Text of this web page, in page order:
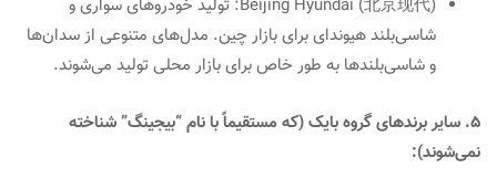
Beijing Hyundai (北京现代): تولید خودروهای سواری و
شاسی‌بلند هیوندای برای بازار چین. مدل‌های متنوعی از سدان‌ها
و شاسی‌بلندها به طور خاص برای بازار محلی تولید می‌شوند.
5. سایر برندهای گروه بایک (که مستقیماً با نام “بیجینگ” شناخته
نمی‌شوند):